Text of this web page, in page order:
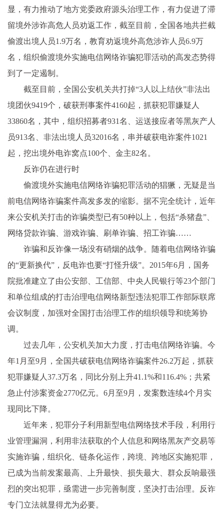
显，有力推动了地方党委政府源头治理工作，有力促进了滞
留境外涉诈高危人员劝返工作，截至目前，全国各地共拦截
偷渡出境人员1.9万名，教育劝返境外高危涉诈人员6.9万
名，组织偷渡境外实施电信网络诈骗犯罪活动的高发态势得
到了一定遏制。
截至目前，全国公安机关共打掉“3人以上结伙”非法出
境团伙9419个，破获刑事案件4160起，抓获犯罪嫌疑人
33860名，其中，组织招募者931名、运送接应者等黑灰产人
员913名、非法出境人员32016名，串并破获电诈案件1021
起，挖出境外电诈窝点100个、金主82名。
反诈仍在进行时
偷渡境外实施电信网络诈骗犯罪活动的猖獗，无疑是当
前电信网络诈骗案件高发多发的缩影。据不完全统计，近年
来公安机关打击的诈骗类型已有50种以上，包括“杀猪盘”、
网络贷款诈骗、游戏诈骗、刷单诈骗、招工诈骗……
诈骗和反诈像一场没有硝烟的战争。随着电信网络诈骗
的“更新换代”，反电诈也要“打怪升级”。2015年6月，国务
院批准建立了由公安部、工信部、中央人民银行等23个部门
和单位组成的打击治理电信网络新型违法犯罪工作部际联席
会议制度，加强对全国打击治理工作的组织领导和统筹协
调。
过去几年，公安机关加大力度，打击电信网络诈骗。今
年1月至9月，全国共破获电信网络诈骗案件26.2万起，抓获
犯罪嫌疑人37.3万名，同比分别上升41.1%和116.4%；共紧
急止付涉案资金2770亿元。6月至9月，发案数连续4个月实
现同比下降。
近年来，犯罪分子利用新型电信网络技术手段，利用行
业管理漏洞，利用非法获取的个人信息和网络黑灰产交易等
实施诈骗，组织化、链条化运作，跨境、跨地区实施犯罪，
已成为当前发案最高、上升最快、损失最大、群众反响最强
烈的突出犯罪，亟需进一步完善制度，坚决打击治理。反诈
专门立法就显得尤为必要。